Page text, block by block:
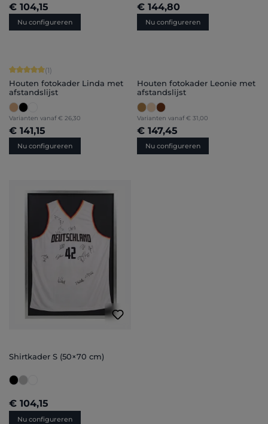
€ 104,15
Nu configureren
€ 144,80
Nu configureren
Gemiddelde score van 5 op 5 sterren
(1)
Houten fotokader Linda met
afstandslijst
Varianten vanaf € 26,30
€ 141,15
Nu configureren
Houten fotokader Leonie met
afstandslijst
Varianten vanaf € 31,00
€ 147,45
Nu configureren
Shirtkader S (50×70 cm)
€ 104,15
Nu configureren